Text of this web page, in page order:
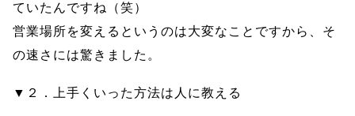
ていたんですね（笑）
営業場所を変えるというのは大変なことですから、そ
の速さには驚きました。
▼２．上手くいった方法は人に教える